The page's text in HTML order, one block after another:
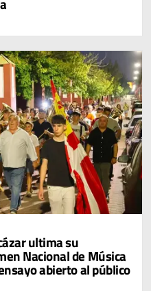
ultima su
Nacional de Música
abierto al público